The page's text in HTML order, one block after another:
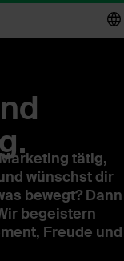
tätig,
wünschst dir
bewegt? Dann
begeistern
Freude und